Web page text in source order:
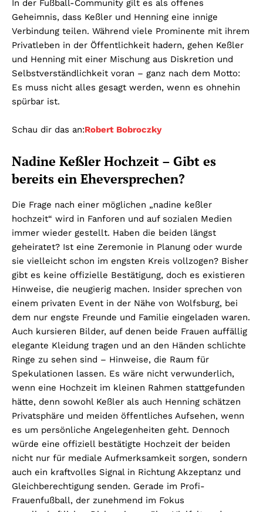
In der Fußball-Community gilt es als offenes
Geheimnis, dass Keßler und Henning eine innige
Verbindung teilen. Während viele Prominente mit ihrem
Privatleben in der Öffentlichkeit hadern, gehen Keßler
und Henning mit einer Mischung aus Diskretion und
Selbstverständlichkeit voran – ganz nach dem Motto:
Es muss nicht alles gesagt werden, wenn es ohnehin
spürbar ist.
Schau dir das an:Robert Bobroczky
Nadine Keßler Hochzeit – Gibt es
bereits ein Eheversprechen?
Die Frage nach einer möglichen „nadine keßler
hochzeit“ wird in Fanforen und auf sozialen Medien
immer wieder gestellt. Haben die beiden längst
geheiratet? Ist eine Zeremonie in Planung oder wurde
sie vielleicht schon im engsten Kreis vollzogen? Bisher
gibt es keine offizielle Bestätigung, doch es existieren
Hinweise, die neugierig machen. Insider sprechen von
einem privaten Event in der Nähe von Wolfsburg, bei
dem nur engste Freunde und Familie eingeladen waren.
Auch kursieren Bilder, auf denen beide Frauen auffällig
elegante Kleidung tragen und an den Händen schlichte
Ringe zu sehen sind – Hinweise, die Raum für
Spekulationen lassen. Es wäre nicht verwunderlich,
wenn eine Hochzeit im kleinen Rahmen stattgefunden
hätte, denn sowohl Keßler als auch Henning schätzen
Privatsphäre und meiden öffentliches Aufsehen, wenn
es um persönliche Angelegenheiten geht. Dennoch
würde eine offiziell bestätigte Hochzeit der beiden
nicht nur für mediale Aufmerksamkeit sorgen, sondern
auch ein kraftvolles Signal in Richtung Akzeptanz und
Gleichberechtigung senden. Gerade im Profi-
Frauenfußball, der zunehmend im Fokus